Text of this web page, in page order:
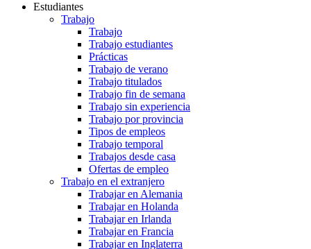
Estudiantes
Trabajo
Trabajo
Trabajo estudiantes
Prácticas
Trabajo de verano
Trabajo titulados
Trabajo fin de semana
Trabajo sin experiencia
Trabajo por provincia
Tipos de empleos
Trabajo temporal
Trabajos desde casa
Ofertas de empleo
Trabajo en el extranjero
Trabajar en Alemania
Trabajar en Holanda
Trabajar en Irlanda
Trabajar en Francia
Trabajar en Inglaterra